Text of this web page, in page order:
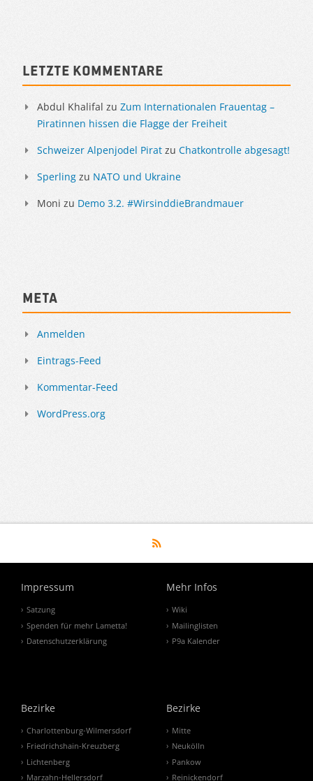
Letzte Kommentare
Abdul Khalifal zu Zum Internationalen Frauentag –
Piratinnen hissen die Flagge der Freiheit
Schweizer Alpenjodel Pirat zu Chatkontrolle abgesagt!
Sperling zu NATO und Ukraine
Moni zu Demo 3.2. #WirsinddieBrandmauer
Meta
Anmelden
Eintrags-Feed
Kommentar-Feed
WordPress.org
Impressum
Satzung
Spenden für mehr Lametta!
Datenschutzerklärung
Mehr Infos
Wiki
Mailinglisten
P9a Kalender
Bezirke
Charlottenburg-Wilmersdorf
Friedrichshain-Kreuzberg
Lichtenberg
Marzahn-Hellersdorf
Bezirke
Mitte
Neukölln
Pankow
Reinickendorf